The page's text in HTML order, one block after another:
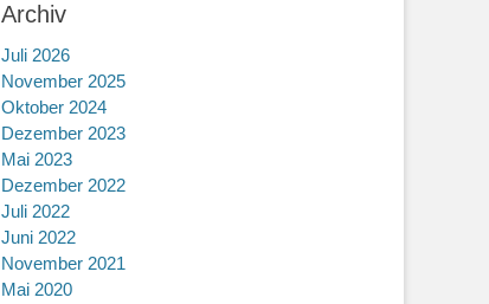
Archiv
Juli 2026
November 2025
Oktober 2024
Dezember 2023
Mai 2023
Dezember 2022
Juli 2022
Juni 2022
November 2021
Mai 2020